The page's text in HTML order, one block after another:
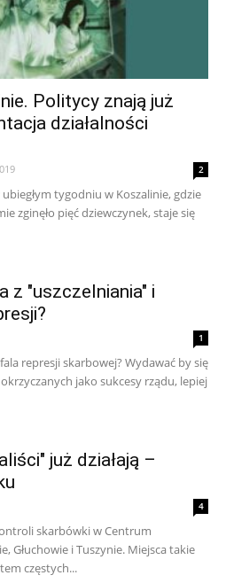
Politycy znają już
działalności
2
tygodniu w Koszalinie, gdzie
zginęło pięć dziewczynek, staje się
z "uszczelniania" i
1
represji skarbowej? Wydawać by się
jako sukcesy rządu, lepiej
już działają –
4
skarbówki w Centrum
Głuchowie i Tuszynie. Miejsca takie
częstych...